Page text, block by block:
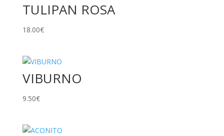
TULIPAN ROSA
18.00€
VIBURNO
9.50€